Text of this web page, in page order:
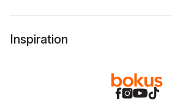
Inspiration